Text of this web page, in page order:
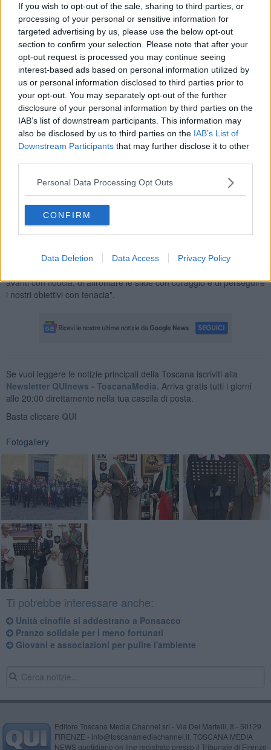
If you wish to opt-out of the sale, sharing to third parties, or
processing of your personal or sensitive information for
targeted advertising by us, please use the below opt-out
section to confirm your selection. Please note that after your
opt-out request is processed you may continue seeing
interest-based ads based on personal information utilized by
us or personal information disclosed to third parties prior to
your opt-out. You may separately opt-out of the further
disclosure of your personal information by third parties on the
IAB’s list of downstream participants. This information may
also be disclosed by us to third parties on the IAB’s List of
Downstream Participants that may further disclose it to other
Personal Data Processing Opt Outs
CONFIRM
Data Deletion Data Access Privacy Policy
della bandiera italiana, simbolo di continuità e rinnovato impegno
verso i valori fondanti dell’Arma.
Numerose le autorità presenti: per l’amministrazione comunale
l’assessore
Alessandro Puccinelli
e il presidente del Consiglio
Comunale Marco Salvadori, per l’Arma in servizio il Comandante
della Compagnia Carabinieri di Pontedera, capitanoClaudia
Eramoe il Comandante della Stazione LuogotenenteMarco
Martini e per l’Arma in congedo il Presidente della Sezione Anc di
Pontedera,Alessio Giani, affiancato dai consiglieriFranco
Sardelli, Adelmo Bernardini, Mario Grassini, Antonio Mattera,
Sauro Goried il gruppo delle benemerite con la responsabile
Gianna Grosso . Presenti anche i volontari del Nucleo Anc di
Protezione Civile “PC 18”, oltre alle rappresentanze delle
"La bandiera che oggi rinnoviamo - ha detto il presidente dell'Anc di
Pontedera Alessio Giani - è più di un semplice drappo di stoffa. È il
simbolo della nostra istituzione, di un'appartenenza, di una storia
che ci unisce e ci rende forti. È la testimonianza di un lavoro, di uno
"Con il cambio di bandiera - ha aggiunto- rinnoviamo anche il
avanti con fiducia, di affrontare le sfide con coraggio e di perseguire
i nostri obiettivi con tenacia".
Se vuoi leggere le notizie principali della Toscana iscriviti alla
Newsletter QUInews - ToscanaMedia. Arriva gratis tutti i giorni
alle 20:00 direttamente nella tua casella di posta.
Basta cliccare QUI
Fotogallery
Ti potrebbe interessare anche:
Unità cinofile si addestrano a Ponsacco
Pranzo solidale per i meno fortunati
Giovani e associazioni per pulire l'ambiente
Editore Toscana Media Channel srl - Via Dei Martelli, 8 - 50129
FIRENZE - info@toscanamediachannel.it. TOSCANA MEDIA
NEWS quotidiano on line registrato presso il Tribunale di Firenze